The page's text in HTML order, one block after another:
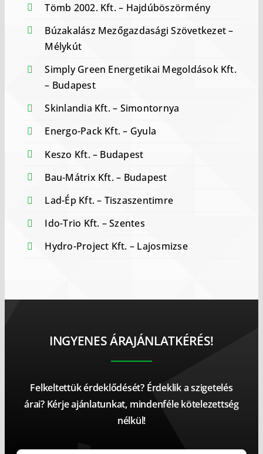
Tömb 2002. Kft. – Hajdúböszörmény
Búzakalász Mezőgazdasági Szövetkezet –
Mélykút
Simply Green Energetikai Megoldások Kft.
– Budapest
Skinlandia Kft. – Simontornya
Energo-Pack Kft. – Gyula
Keszo Kft. – Budapest
Bau-Mátrix Kft. – Budapest
Lad-Ép Kft. – Tiszaszentimre
Ido-Trio Kft. – Szentes
Hydro-Project Kft. – Lajosmizse
INGYENES ÁRAJÁNLATKÉRÉS!
Felkeltettük érdeklődését? Érdeklik a szigetelés
árai? Kérje ajánlatunkat, mindenféle kötelezettség
nélkül!